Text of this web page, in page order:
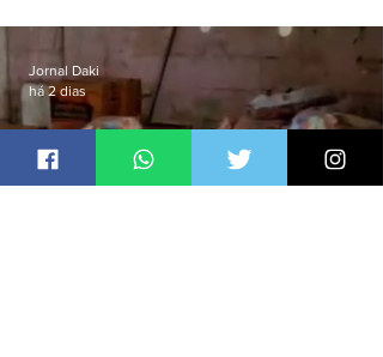
educação
Jornal Daki
há 2 dias